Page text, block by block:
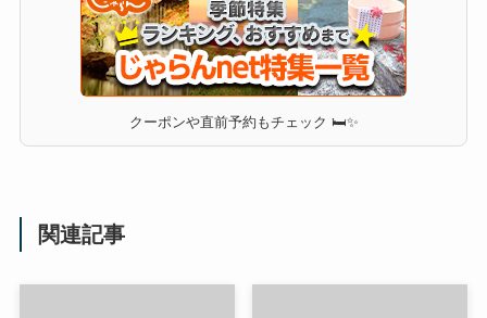
クーポンや直前予約もチェック 🛏✨
関連記事